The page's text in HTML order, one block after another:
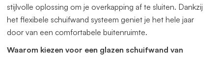
stijlvolle oplossing om je overkapping af te sluiten. Dankzij
het flexibele schuifwand systeem geniet je het hele jaar
door van een comfortabele buitenruimte.
Waarom kiezen voor een glazen schuifwand van